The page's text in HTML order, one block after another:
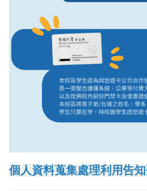
個人資料蒐集處理利用告知